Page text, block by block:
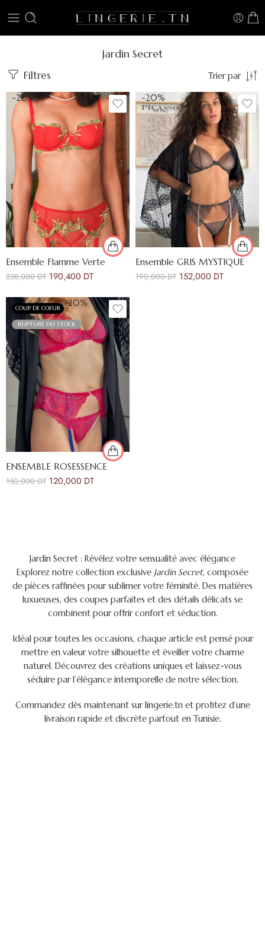
Jardin Secret
Filtres Trier par
-20%
Ensemble Flamme Verte
238,000DT 190,400 DT
-20%
Ensemble GRIS MYSTIQUE
190,000DT 152,000 DT
COUP DE COEUR -20%
RUPTURE DU STOCK
ENSEMBLE ROSESSENCE
150,000DT 120,000 DT
Jardin Secret : Révélez votre sensualité avec élégance
Explorez notre collection exclusive Jardin Secret, composée
de pièces raffinées pour sublimer votre féminité. Des matières
luxueuses, des coupes parfaites et des détails délicats se
combinent pour offrir confort et séduction.
Idéal pour toutes les occasions, chaque article est pensé pour
mettre en valeur votre silhouette et éveiller votre charme
naturel. Découvrez des créations uniques et laissez-vous
séduire par l’élégance intemporelle de notre sélection.
Commandez dès maintenant sur lingerie.tn et profitez d’une
livraison rapide et discrète partout en Tunisie.